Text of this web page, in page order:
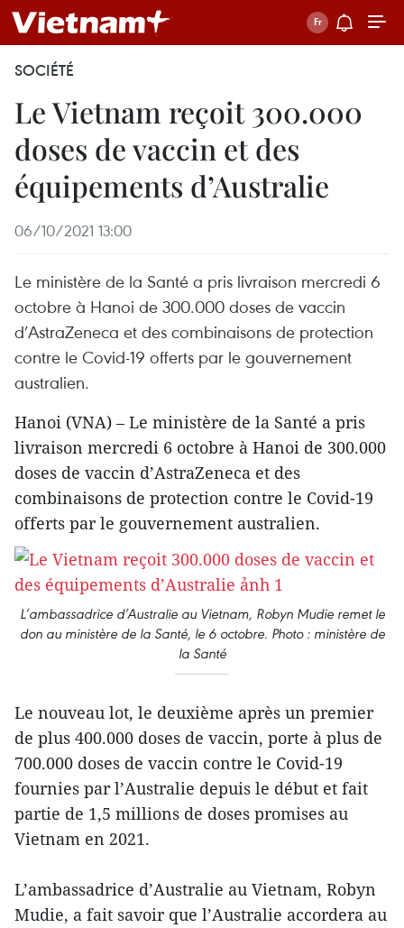
SOCIÉTÉ
Le Vietnam reçoit 300.000
doses de vaccin et des
équipements d’Australie
06/10/2021 13:00
Le ministère de la Santé a pris livraison mercredi 6
octobre à Hanoi de 300.000 doses de vaccin
d’AstraZeneca et des combinaisons de protection
contre le Covid-19 offerts par le gouvernement
australien.
Hanoi (VNA) – Le ministère de la Santé a pris
livraison mercredi 6 octobre à Hanoi de 300.000
doses de vaccin d’AstraZeneca et des
combinaisons de protection contre le Covid-19
offerts par le gouvernement australien.
L’ambassadrice d’Australie au Vietnam, Robyn Mudie remet le
don au ministère de la Santé, le 6 octobre. Photo : ministère de
la Santé
Le nouveau lot, le deuxième après un premier
de plus 400.000 doses de vaccin, porte à plus de
700.000 doses de vaccin contre le Covid-19
fournies par l’Australie depuis le début et fait
partie de 1,5 millions de doses promises au
Vietnam en 2021.
L’ambassadrice d’Australie au Vietnam, Robyn
Mudie, a fait savoir que l’Australie accordera au